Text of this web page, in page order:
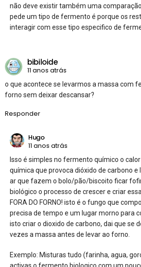
não deve existir também uma
pede um tipo de fermento é porque os
interagir com esse tipo especifico de
bibiloide
11 anos atrás
o que acontece se levarmos a massa com
forno sem deixar descansar?
Responder
Hugo
11 anos atrás
Isso é simples no fermento químico o
química que provoca dióxido de carbono e
ar que fazem o bolo/pão/biscoito ficar
biológico o processo de crescer e criar
FORA DO FORNO! isto é o fungo que
precisa de tempo e um lugar morno para
isto criar o dioxido de carbono, dai que se
vezes a massa antes de levar ao forno.
Exemplo: Misturas tudo (farinha, agua,